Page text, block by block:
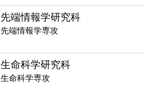
先端情報学研究科
先端情報学専攻
生命科学研究科
生命科学専攻